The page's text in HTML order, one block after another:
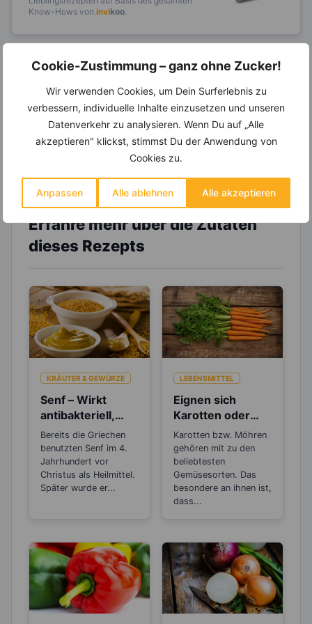
Cookie-Zustimmung – ganz ohne Zucker!
Wir verwenden Cookies, um Dein Surferlebnis zu
verbessern, individuelle Inhalte einzusetzen und unseren
Datenverkehr zu analysieren. Wenn Du auf „Alle
akzeptieren" klickst, stimmst Du der Anwendung von
Cookies zu.
Anpassen Alle ablehnen Alle akzeptieren
Know-Hows von invikoo
14.000 Rezepte, autom.
Wochenplaner,dynamische
Einkaufsliste und noch mehr?
Entdecke die invi koo -Mitgliedschaft und erhalte
viele hilfreiche und zeitsparende Möglichkeiten,
um Deine Ernährung optimal zu gestalten.
Erfahre mehr über die Zutaten
dieses Rezepts
KRÄUTER & GEWÜRZE
Senf – Wirkt
antibakteriell,
entzündungshem
mend und
Blutdruck
senkend
Bereits die Griechen
benutzten Senf im 4.
Jahrhundert vor
Christus als Heilmittel.
Später wurde er...
LEBENSMITTEL
Eignen sich
Karotten oder
Möhren zum
Abnehmen?
Karotten bzw. Möhren
gehören mit zu den
beliebtesten
Gemüsesorten. Das
besondere an ihnen ist,
dass...